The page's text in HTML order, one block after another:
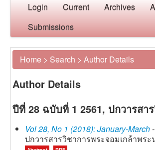
Login Current Archives
Submissions
Home > Search > Author Details
Author Details
ปีที่ 28 ฉบับที่ 1 2561, ปกวารสา
Vol 28, No 1 (2018): January-March
ปกวารสารวิชาการพระจอมเกล้าพร